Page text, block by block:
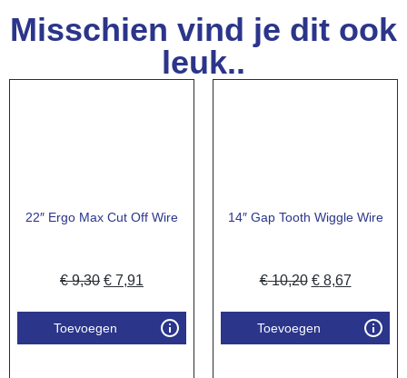
Misschien vind je dit ook
leuk..
22″ Ergo Max Cut Off Wire
€9,30 € 7,91
Toevoegen
14″ Gap Tooth Wiggle Wire
€10,20 €8,67
Toevoegen